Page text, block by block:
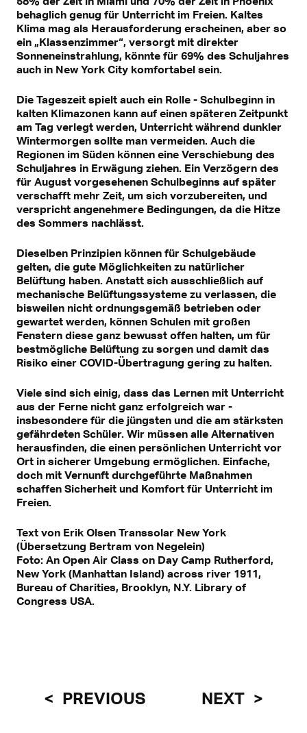
behaglich genug für Unterricht im Freien. Kaltes
Klima mag als Herausforderung erscheinen, aber so
ein „Klassenzimmer“, versorgt mit direkter
Sonneneinstrahlung, könnte für 69% des Schuljahres
auch in New York City komfortabel sein.
Die Tageszeit spielt auch ein Rolle - Schulbeginn in
kalten Klimazonen kann auf einen späteren Zeitpunkt
am Tag verlegt werden, Unterricht während dunkler
Wintermorgen sollte man vermeiden. Auch die
Regionen im Süden können eine Verschiebung des
Schuljahres in Erwägung ziehen. Ein Verzögern des
für August vorgesehenen Schulbeginns auf später
verschafft mehr Zeit, um sich vorzubereiten, und
verspricht angenehmere Bedingungen, da die Hitze
des Sommers nachlässt.
Dieselben Prinzipien können für Schulgebäude
gelten, die gute Möglichkeiten zu natürlicher
Belüftung haben. Anstatt sich ausschließlich auf
mechanische Belüftungssysteme zu verlassen, die
bisweilen nicht ordnungsgemäß betrieben oder
gewartet werden, können Schulen mit großen
Fenstern diese ganz bewusst offen halten, um für
bestmögliche Belüftung zu sorgen und damit das
Risiko einer COVID-Übertragung gering zu halten.
Viele sind sich einig, dass das Lernen mit Unterricht
aus der Ferne nicht ganz erfolgreich war -
insbesondere für die jüngsten und die am stärksten
gefährdeten Schüler. Wir müssen alle Alternativen
herausfinden, die einen persönlichen Unterricht vor
Ort in sicherer Umgebung ermöglichen. Einfache,
doch mit Vernunft durchgeführte Maßnahmen
schaffen Sicherheit und Komfort für Unterricht im
Freien.
Text von Erik Olsen Transsolar New York
(Übersetzung Bertram von Negelein)
Foto: An Open Air Class on Day Camp Rutherford,
New York (Manhattan Island) across river 1911,
Bureau of Charities, Brooklyn, N.Y. Library of
Congress USA.
PREVIOUS NEXT